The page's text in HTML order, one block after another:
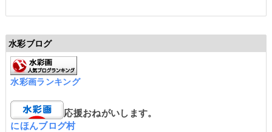
水彩ブログ
水彩画ランキング
応援おねがいします。
にほんブログ村